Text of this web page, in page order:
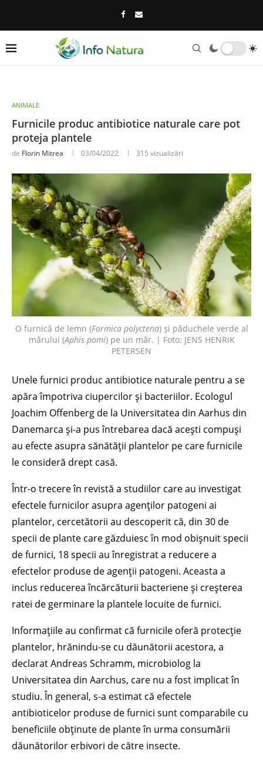
ANIMALE
Furnicile produc antibiotice naturale care pot
proteja plantele
de Florin Mitrea 03/04/2022 315 vizualizări
O furnică de lemn (Formica polyctena) și păduchele verde al
mărului (Aphis pomi) pe un măr. | Foto: JENS HENRIK
PETERSEN
Unele furnici produc antibiotice naturale pentru a se
apăra împotriva ciupercilor și bacteriilor. Ecologul
Joachim Offenberg de la Universitatea din Aarhus din
Danemarca și-a pus întrebarea dacă acești compuși
au efecte asupra sănătății plantelor pe care furnicile
le consideră drept casă.
Într-o trecere în revistă a studiilor care au investigat
efectele furnicilor asupra agenților patogeni ai
plantelor, cercetătorii au descoperit că, din 30 de
specii de plante care găzduiesc în mod obișnuit specii
de furnici, 18 specii au înregistrat a reducere a
efectelor produse de agenții patogeni. Aceasta a
inclus reducerea încărcăturii bacteriene și creșterea
ratei de germinare la plantele locuite de furnici.
Informațiile au confirmat că furnicile oferă protecție
plantelor, hrănindu-se cu dăunătorii acestora, a
declarat Andreas Schramm, microbiolog la
Universitatea din Aarchus, care nu a fost implicat în
studiu. În general, s-a estimat că efectele
antibioticelor produse de furnici sunt comparabile cu
beneficiile obținute de plante în urma consumării
dăunătorilor erbivori de către insecte.